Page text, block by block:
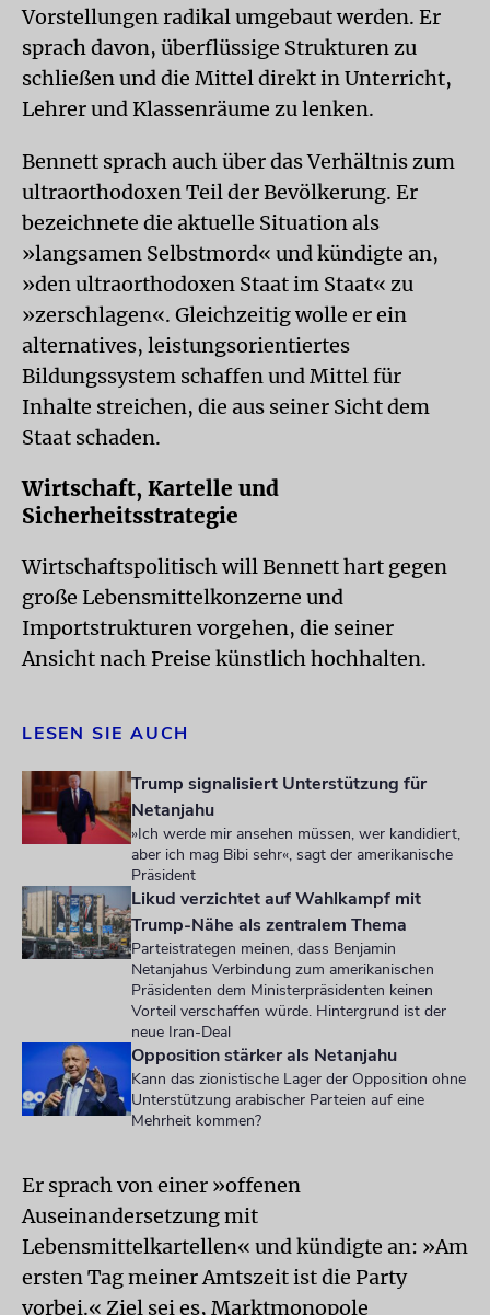
Vorstellungen radikal umgebaut werden. Er
sprach davon, überflüssige Strukturen zu
schließen und die Mittel direkt in Unterricht,
Lehrer und Klassenräume zu lenken.
Bennett sprach auch über das Verhältnis zum
ultraorthodoxen Teil der Bevölkerung. Er
bezeichnete die aktuelle Situation als
»langsamen Selbstmord« und kündigte an,
»den ultraorthodoxen Staat im Staat« zu
»zerschlagen«. Gleichzeitig wolle er ein
alternatives, leistungsorientiertes
Bildungssystem schaffen und Mittel für
Inhalte streichen, die aus seiner Sicht dem
Staat schaden.
Wirtschaft, Kartelle und
Sicherheitsstrategie
Wirtschaftspolitisch will Bennett hart gegen
große Lebensmittelkonzerne und
Importstrukturen vorgehen, die seiner
Ansicht nach Preise künstlich hochhalten.
LESEN SIE AUCH
Trump signalisiert Unterstützung für
Netanjahu
»Ich werde mir ansehen müssen, wer kandidiert,
aber ich mag Bibi sehr«, sagt der amerikanische
Präsident
Likud verzichtet auf Wahlkampf mit
Trump-Nähe als zentralem Thema
Parteistrategen meinen, dass Benjamin
Netanjahus Verbindung zum amerikanischen
Präsidenten dem Ministerpräsidenten keinen
Vorteil verschaffen würde. Hintergrund ist der
neue Iran-Deal
Opposition stärker als Netanjahu
Kann das zionistische Lager der Opposition ohne
Unterstützung arabischer Parteien auf eine
Mehrheit kommen?
Er sprach von einer »offenen
Auseinandersetzung mit
Lebensmittelkartellen« und kündigte an: »Am
ersten Tag meiner Amtszeit ist die Party
vorbei.« Ziel sei es, Marktmonopole